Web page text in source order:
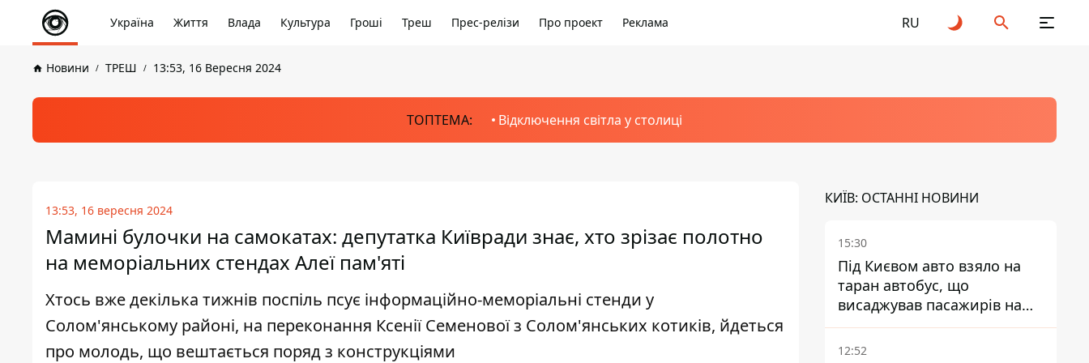
Україна Життя Влада Культура Гроші Треш Прес-релізи Про проект Реклама RU
Новини ТРЕШ 13:53, 16 Вересня 2024
ТОПТЕМА: Відключення світла у столиці
13:53, 16 вересня 2024
Мамині булочки на самокатах: депутатка Київради знає, хто зрізає полотно
на меморіальних стендах Алеї пам'яті
Хтось вже декілька тижнів поспіль псує інформаційно-меморіальні стенди у
Солом'янському районі, на переконання Ксенії Семенової з Солом'янських котиків, йдеться
про молодь, що вештається поряд з конструкціями
КИЇВ: ОСТАННІ НОВИНИ
15:30
Під Києвом авто взяло на
таран автобус, що
висаджував пасажирів на
зупинці - пасажирка в
лікарні
12:52